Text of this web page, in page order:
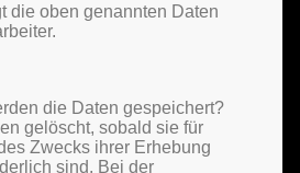
die oben genannten Daten
die Daten gespeichert?
gelöscht, sobald sie für
Zwecks ihrer Erhebung
sind. Bei der